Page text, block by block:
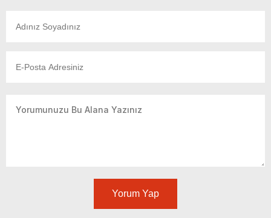
Yorum Yap